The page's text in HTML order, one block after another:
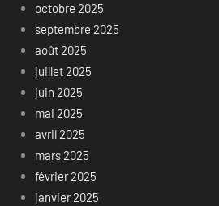
octobre 2025
septembre 2025
août 2025
juillet 2025
juin 2025
mai 2025
avril 2025
mars 2025
février 2025
janvier 2025